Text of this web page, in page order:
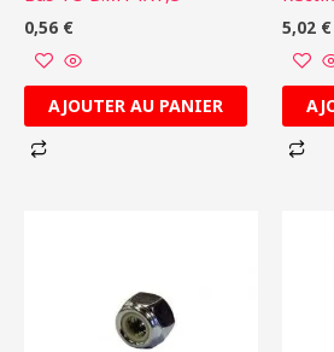
0,56 €
AJOUTER AU PANIER
5,02 €